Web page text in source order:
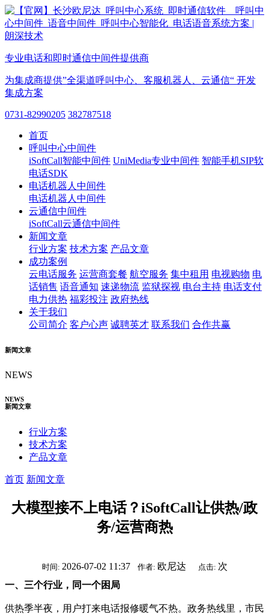
专业电话和即时通信中间件提供商
为集成商提供”全渠道呼叫中心、客服机器人、云通信“ 开发
集成方案
0731-82990205 382787518
首页
呼叫中心中间件
iSoftCall智能中间件 UniMedia专业中间件 智能手机SIP软
电话SDK
电话机器人中间件
电话机器人中间件
云通信中间件
iSoftCall云通信中间件
新闻文章
行业方案 技术方案 产品文章
成功案例
云电话服务 运营商套餐 航空服务 集中租用 电视购物 电
话销售 语音通知 速递物流 监狱探视 电台主持 电话支付
电力供热 福彩投注 政府热线
关于我们
公司简介 客户心声 诚聘英才 联系我们 合作共赢
新闻文章
NEWS
NEWS
新闻文章
行业方案
技术方案
产品文章
首页 新闻文章
大模型接不上电话？iSoftCall让供热/政
务/运营商热
时间: 2026-07-02 11:37 作者: 欧尼达 点击: 次
一、三个行业，同一个困局
供热季半夜，用户打来电话报修暖气不热。政务热线里，市民